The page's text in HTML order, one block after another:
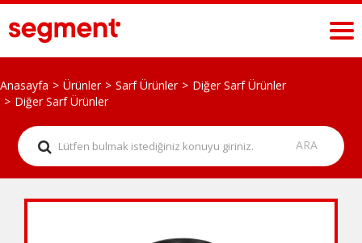
Anasayfa Ürünler Sarf Ürünler
Diğer Sarf Ürünler
Diğer Sarf Ürünler